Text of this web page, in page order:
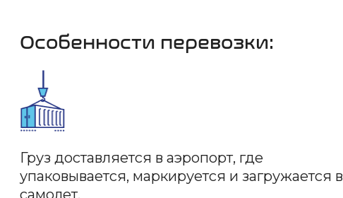
Особенности перевозки:
Груз доставляется в аэропорт, где
упаковывается, маркируется и загружается в
самолет.